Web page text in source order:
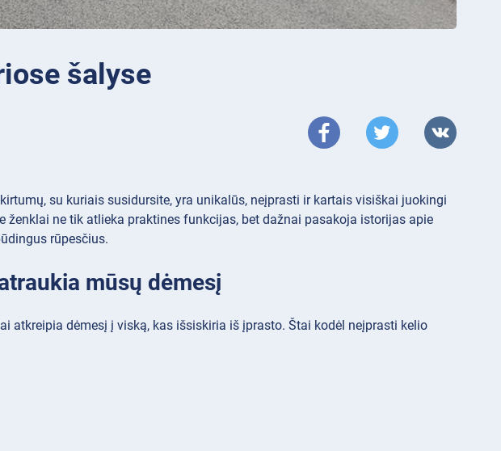
šalyse
su kuriais susidursite, yra unikalūs, neįprasti ir kartais visiškai juokingi
ženklai ne tik atlieka praktines funkcijas, bet dažnai pasakoja istorijas apie
rūpesčius.
mūsų dėmesį
atkreipia dėmesį į viską, kas išsiskiria iš įprasto. Štai kodėl neįprasti kelio